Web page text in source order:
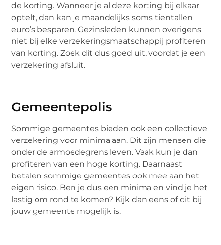
de korting. Wanneer je al deze korting bij elkaar
optelt, dan kan je maandelijks soms tientallen
euro’s besparen. Gezinsleden kunnen overigens
niet bij elke verzekeringsmaatschappij profiteren
van korting. Zoek dit dus goed uit, voordat je een
verzekering afsluit.
Gemeentepolis
Sommige gemeentes bieden ook een collectieve
verzekering voor minima aan. Dit zijn mensen die
onder de armoedegrens leven. Vaak kun je dan
profiteren van een hoge korting. Daarnaast
betalen sommige gemeentes ook mee aan het
eigen risico. Ben je dus een minima en vind je het
lastig om rond te komen? Kijk dan eens of dit bij
jouw gemeente mogelijk is.